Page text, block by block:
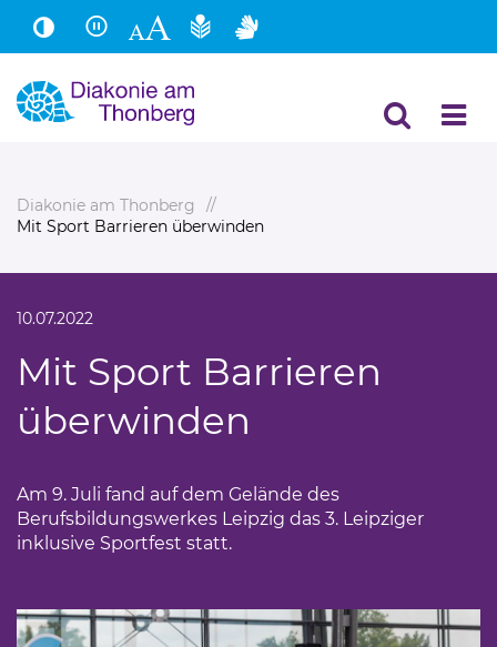
Hauptinhalt
Fußbereich
Diakonie am Thonberg
Mit Sport Barrieren überwinden
10.07.2022
Mit Sport Barrieren
überwinden
Am 9. Juli fand auf dem Gelände des
Berufsbildungswerkes Leipzig das 3. Leipziger
inklusive Sportfest statt.